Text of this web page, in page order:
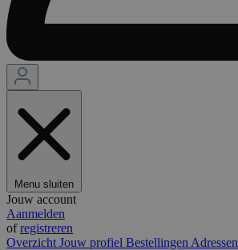
Menu sluiten
Jouw account
Aanmelden
ofregistreren
Overzicht Jouw profiel Bestellingen Adressen